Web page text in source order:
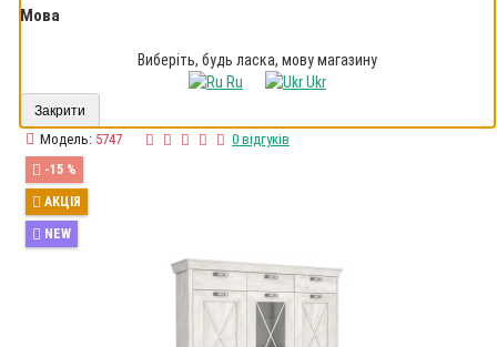
Мова
Виберіть, будь ласка, мову магазину
Ru
Ukr
Закрити
Модель: 5747 0 відгуків
-15 %
АКЦІЯ
NEW